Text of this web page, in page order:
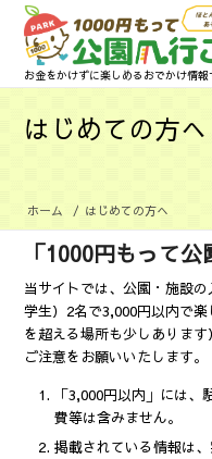
お金をかけずに楽しめるおでかけ情報
はじめての方へ
ホーム / はじめての方へ
「1000円もって
当サイトでは、公園・施設
学生）2名で3,000円以内で
を超える場所も少しありま
ご注意をお願いいたします。
「3,000円以内」には
費等は含みません。
掲載されている情報は